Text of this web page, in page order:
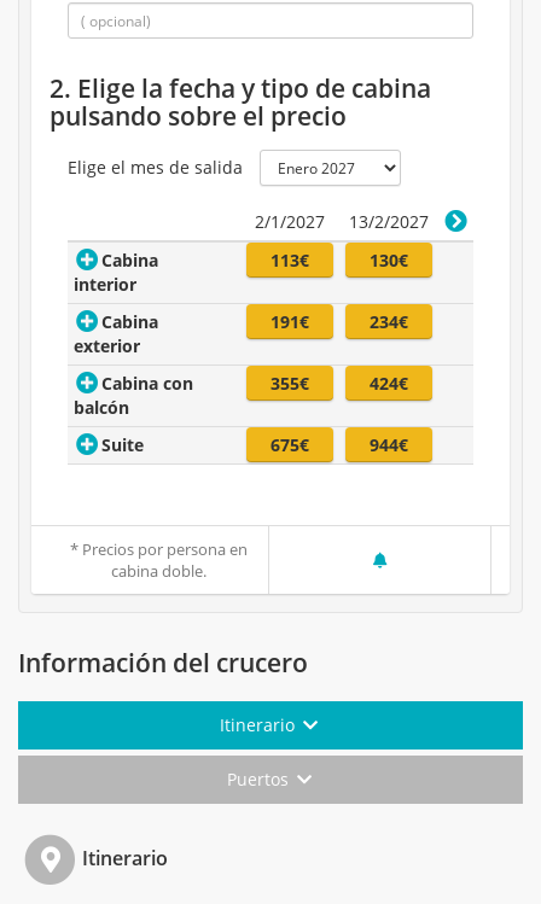
2. Elige la fecha y tipo de cabina
pulsando sobre el precio
Elige el mes de salida
2/1/2027
13/2/2027
Cabina
interior
113€ 130€
Cabina
exterior
191€ 234€
Cabina con
balcón
355€ 424€
Suite 675€ 944€
* Precios por persona en
cabina doble.
Información del crucero
Itinerario
Puertos
Itinerario